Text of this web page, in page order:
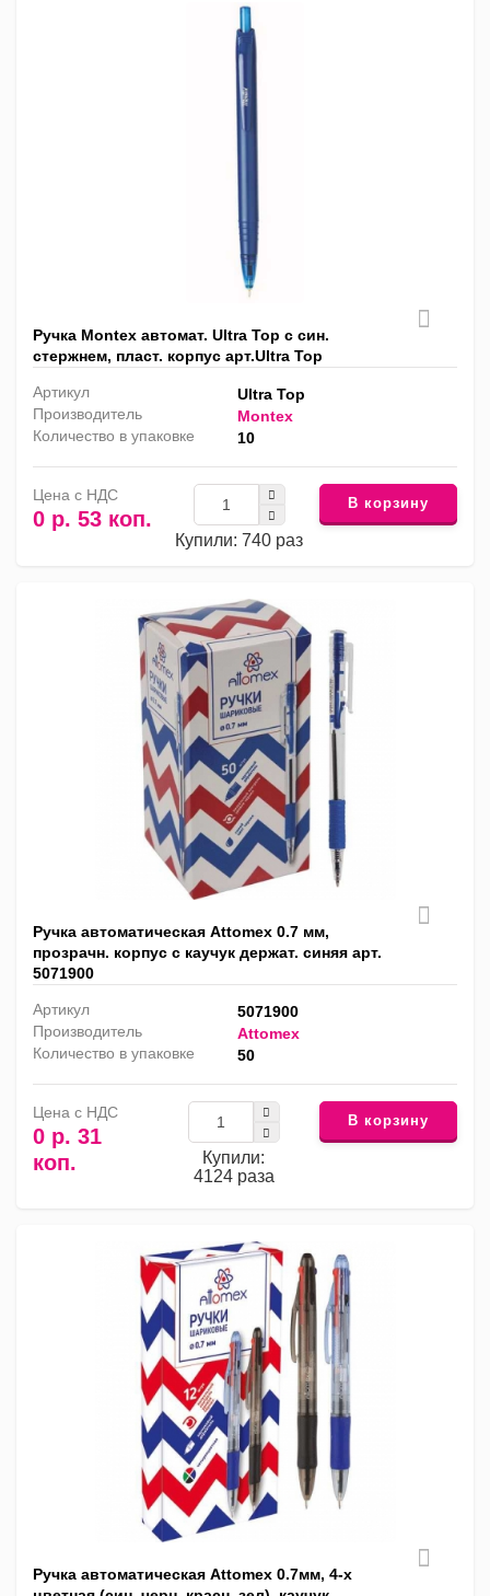
Ручка Montex автомат. Ultra Top с син.
cтержнем, пласт. корпус арт.Ultra Top
Артикул
Ultra Top
Производитель
Montex
Количество в упаковке
10
Цена с НДС
0 р. 53 коп.
Купили: 740 раз
В корзину
Ручка автоматическая Attomex 0.7 мм,
прозрачн. корпус с каучук держат. синяя арт.
5071900
Артикул
5071900
Производитель
Attomex
Количество в упаковке
50
Цена с НДС
0 р. 31
коп.
Купили:
4124 раза
В корзину
Ручка автоматическая Attomex 0.7мм, 4-х